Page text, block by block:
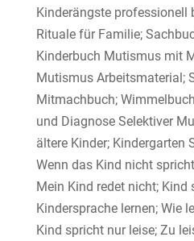
Kinderängste professionell
Rituale für Familie;
Kinderbuch Mutismus mit
Mutismus Arbeitsmaterial;
Mitmachbuch;
und Diagnose Selektiver
ältere Kinder; Kindergarten
Wenn das Kind nicht
Mein Kind redet nicht; Kind
Kindersprache lernen; Wie
Kind spricht nur leise; Zu